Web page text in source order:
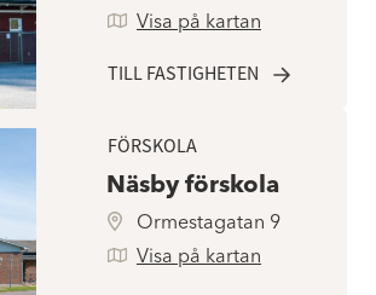
Visa på kartan
TILL FASTIGHETEN
FÖRSKOLA
Näsby förskola
Ormestagatan 9
Visa på kartan